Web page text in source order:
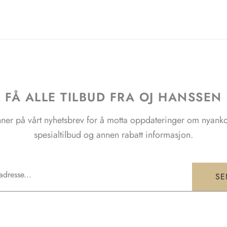
FÅ ALLE TILBUD FRA OJ HANSSEN
på vårt nyhetsbrev for å motta oppdateringer om
spesialtilbud og annen rabatt informasjon.